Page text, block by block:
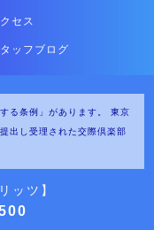
セス
ッフブログ
る条例」があります。
東京
出し受理された交際倶楽部
ッツ】